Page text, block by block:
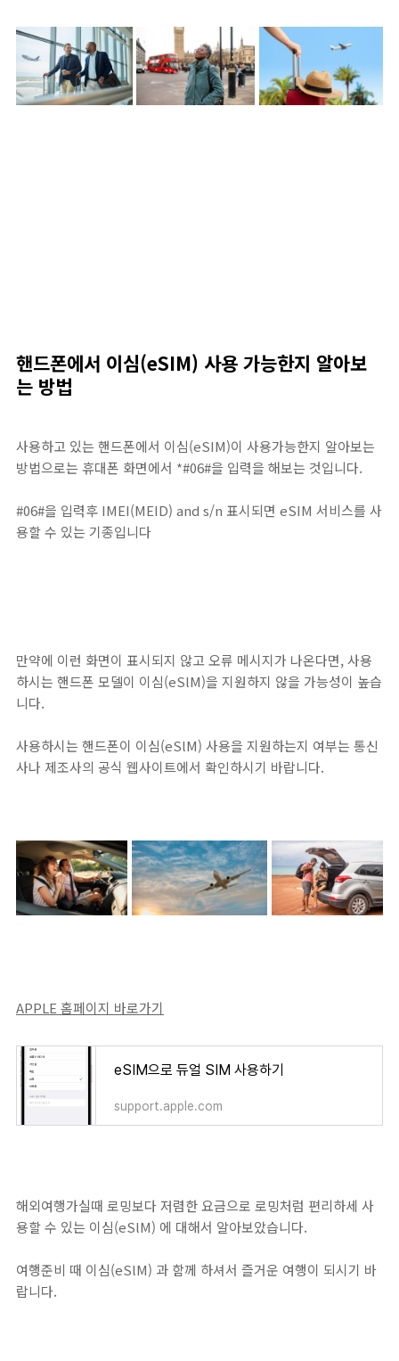
핸드폰에서 이심(eSIM) 사용 가능한지 알아보
는 방법
사용하고 있는 핸드폰에서 이심(eSIM)이 사용가능한지 알아보는
방법으로는 휴대폰 화면에서 *#06#을 입력을 해보는 것입니다.
#06#을 입력후 IMEI(MEID) and s/n 표시되면 eSIM 서비스를 사
용할 수 있는 기종입니다
만약에 이런 화면이 표시되지 않고 오류 메시지가 나온다면, 사용
하시는 핸드폰 모델이 이심(eSlM)을 지원하지 않을 가능성이 높습
니다.
사용하시는 핸드폰이 이심(eSlM) 사용을 지원하는지 여부는 통신
사나 제조사의 공식 웹사이트에서 확인하시기 바랍니다.
APPLE 홈페이지 바로가기
eSIM으로 듀얼 SIM 사용하기
support.apple.com
해외여행가실때 로밍보다 저렴한 요금으로 로밍처럼 편리하세 사
용할 수 있는 이심(eSlM) 에 대해서 알아보았습니다.
여행준비 때 이심(eSlM) 과 함께 하셔서 즐거운 여행이 되시기 바
랍니다.